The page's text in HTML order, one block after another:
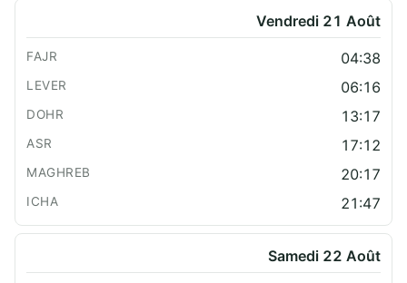
Vendredi 21 Août
04:38
06:16
13:17
17:12
20:17
21:47
Samedi 22 Août